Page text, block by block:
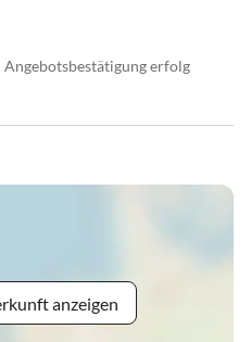
Angebotsbestätigung erfolg
anzeigen